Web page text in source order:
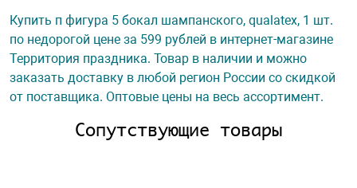
Купить п фигура 5 бокал шампанского, qualatex, 1 шт.
по недорогой цене за 599 рублей в интернет-магазине
Территория праздника. Товар в наличии и можно
заказать доставку в любой регион России со скидкой
от поставщика. Оптовые цены на весь ассортимент.
Сопутствующие товары